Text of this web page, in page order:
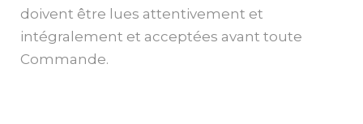
doivent être lues attentivement et
intégralement et acceptées avant toute
Commande.